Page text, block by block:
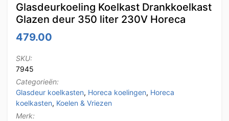
Glasdeurkoeling Koelkast Drankkoelkast
Glazen deur 350 liter 230V Horeca
479.00
SKU:
7945
Categorieën:
Glasdeur koelkasten, Horeca koelingen, Horeca
koelkasten, Koelen & Vriezen
Merk: